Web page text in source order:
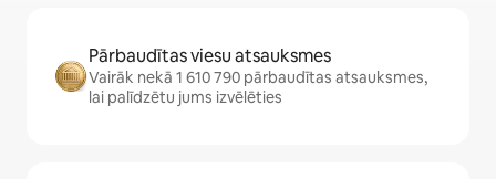
Pārbaudītas viesu atsauksmes
Vairāk nekā 1 610 790 pārbaudītas atsauksmes,
lai palīdzētu jums izvēlēties